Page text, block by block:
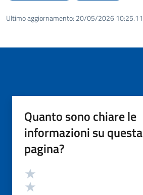
Ultimo aggiornamento: 20/05/2026 10:25.11
Quanto sono chiare le
informazioni su questa
pagina?
Valutazione